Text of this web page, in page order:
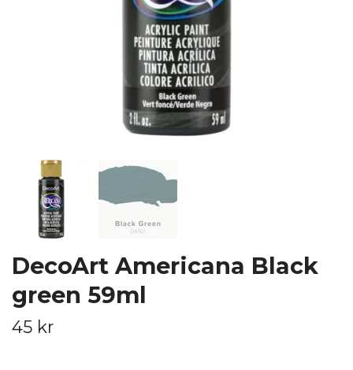
DecoArt Americana Black
green 59ml
45 kr